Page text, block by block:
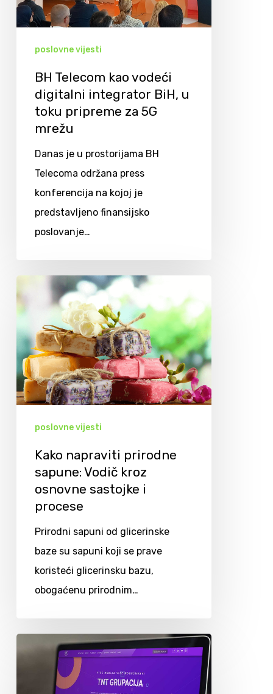
poslovne vijesti
BH Telecom kao vodeći
digitalni integrator BiH, u
toku pripreme za 5G
mrežu
Danas je u prostorijama BH
Telecoma održana press
konferencija na kojoj je
predstavljeno finansijsko
poslovanje…
poslovne vijesti
Kako napraviti prirodne
sapune: Vodič kroz
osnovne sastojke i
procese
Prirodni sapuni od glicerinske
baze su sapuni koji se prave
koristeći glicerinsku bazu,
obogaćenu prirodnim…